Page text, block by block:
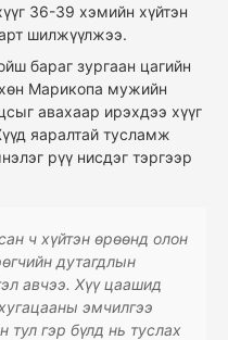
36-39 хэмийн хүйтэн
шилжүүлжээ.
бараг зургаан цагийн
Марикопа мужийн
авахаар ирэхдээ хүүг
яаралтай тусламж
рүү нисдэг тэргээр
ч хүйтэн өрөөнд олон
дутагдлын
авчээ. Хүү цаашид
эмчилгээ
тул гэр бүлд нь туслах